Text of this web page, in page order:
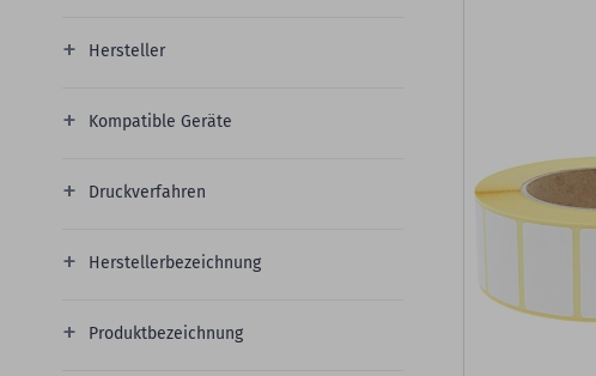
Hersteller
Kompatible Geräte
Druckverfahren
Herstellerbezeichnung
Produktbezeichnung